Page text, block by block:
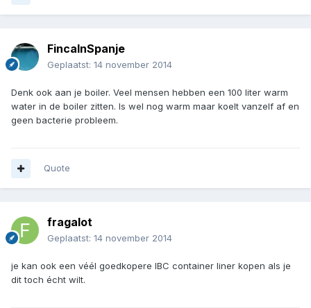
FincaInSpanje
Geplaatst: 14 november 2014
Denk ook aan je boiler. Veel mensen hebben een 100 liter warm
water in de boiler zitten. Is wel nog warm maar koelt vanzelf af en
geen bacterie probleem.
Quote
fragalot
Geplaatst: 14 november 2014
je kan ook een véél goedkopere IBC container liner kopen als je
dit toch écht wilt.